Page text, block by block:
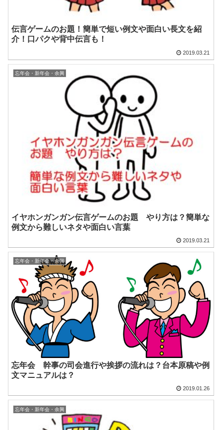
伝言ゲームのお題！簡単で短い例文や面白い長文を紹
介！口パクや背中伝言も！
2019.03.21
忘年会・新年会・余興
イヤホンガンガン伝言ゲームのお題 やり方は？簡単な
例文から難しいネタや面白い言葉
2019.03.21
忘年会・新年会・余興
忘年会 幹事の司会進行や挨拶の流れは？台本原稿や例
文マニュアルは？
2019.01.26
忘年会・新年会・余興